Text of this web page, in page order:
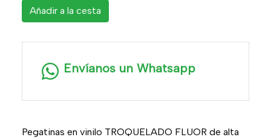
Añadir a la cesta
Envíanos un Whatsapp
Pegatinas en vinilo TROQUELADO FLUOR de alta